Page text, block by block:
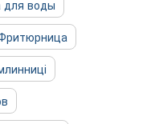
для воды